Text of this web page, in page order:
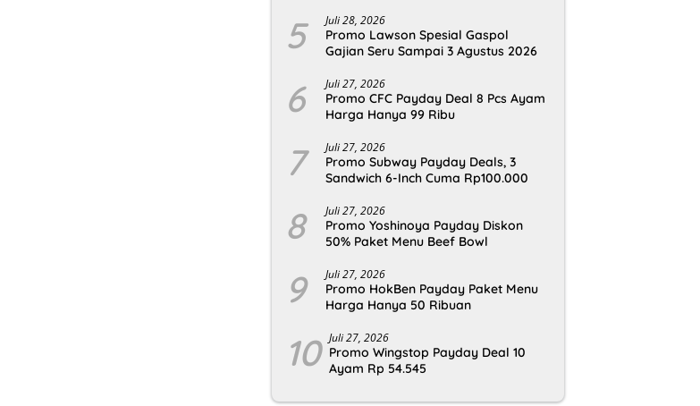
5 Juli 28, 2026
Promo Lawson Spesial Gaspol
Gajian Seru Sampai 3 Agustus 2026
6 Juli 27, 2026
Promo CFC Payday Deal 8 Pcs Ayam
Harga Hanya 99 Ribu
7 Juli 27, 2026
Promo Subway Payday Deals, 3
Sandwich 6-Inch Cuma Rp100.000
8 Juli 27, 2026
Promo Yoshinoya Payday Diskon
50% Paket Menu Beef Bowl
9 Juli 27, 2026
Promo HokBen Payday Paket Menu
Harga Hanya 50 Ribuan
10 Juli 27, 2026
Promo Wingstop Payday Deal 10
Ayam Rp 54.545